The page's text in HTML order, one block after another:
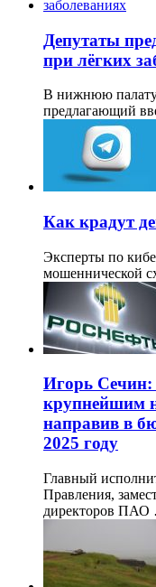
Депутаты
при лёгких
В нижнюю палату
предлагающий
Как крадут
Эксперты по
мошеннической
Игорь Сечин:
крупнейшим
направив в
2025 году
Главный
Правления,
директоров